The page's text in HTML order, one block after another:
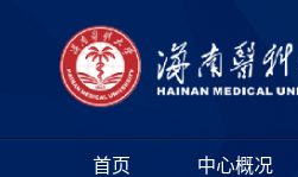
首页 中心概况